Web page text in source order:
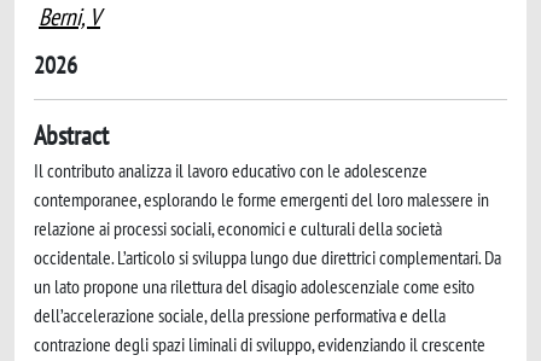
Berni, V
2026
Abstract
Il contributo analizza il lavoro educativo con le adolescenze
contemporanee, esplorando le forme emergenti del loro malessere in
relazione ai processi sociali, economici e culturali della società
occidentale. L’articolo si sviluppa lungo due direttrici complementari. Da
un lato propone una rilettura del disagio adolescenziale come esito
dell’accelerazione sociale, della pressione performativa e della
contrazione degli spazi liminali di sviluppo, evidenziando il crescente